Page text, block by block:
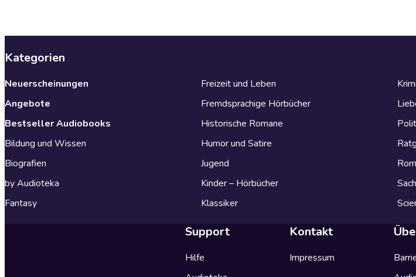
Kategorien
Neuerscheinungen
Angebote
Bestseller Audiobooks
Bildung und Wissen
Biografien
by Audioteka
Fantasy
Freizeit und Leben
Fremdsprachige Hörbücher
Historische Romane
Humor und Satire
Jugend
Kinder – Hörbücher
Klassiker
Krimi
Support
Hilfe
Kontakt
Impressum